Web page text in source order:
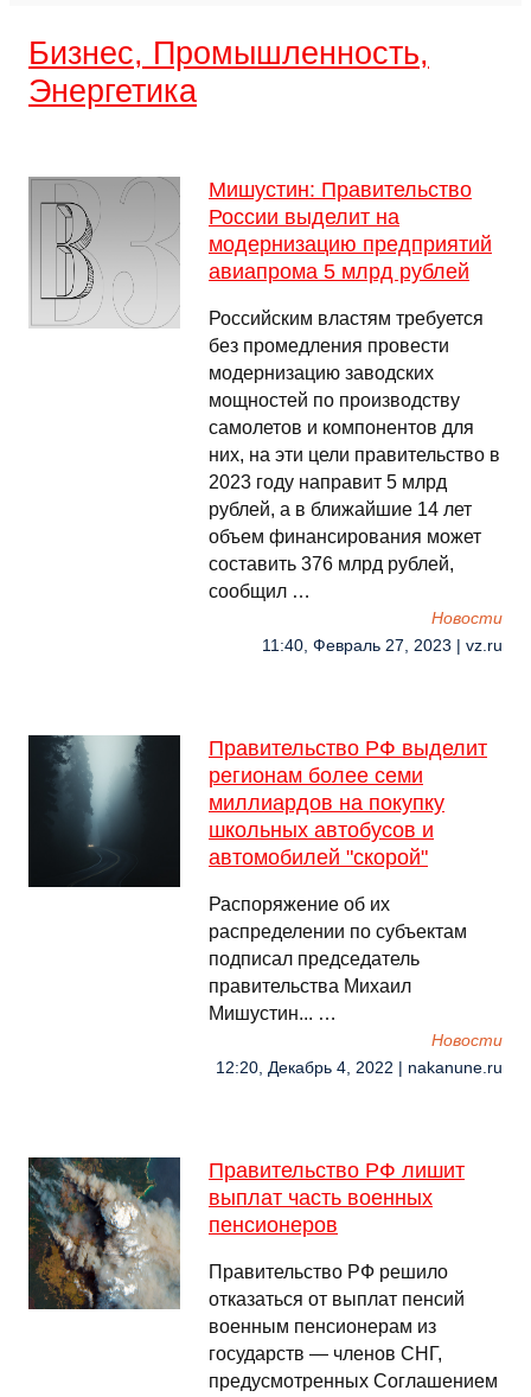
Бизнес, Промышленность,
Энергетика
Мишустин: Правительство
России выделит на
модернизацию предприятий
авиапрома 5 млрд рублей
Российским властям требуется
без промедления провести
модернизацию заводских
мощностей по производству
самолетов и компонентов для
них, на эти цели правительство в
2023 году направит 5 млрд
рублей, а в ближайшие 14 лет
объем финансирования может
составить 376 млрд рублей,
сообщил …
Новости
11:40, Февраль 27, 2023 | vz.ru
Правительство РФ выделит
регионам более семи
миллиардов на покупку
школьных автобусов и
автомобилей "скорой"
Распоряжение об их
распределении по субъектам
подписал председатель
правительства Михаил
Мишустин... …
Новости
12:20, Декабрь 4, 2022 | nakanune.ru
Правительство РФ лишит
выплат часть военных
пенсионеров
Правительство РФ решило
отказаться от выплат пенсий
военным пенсионерам из
государств — членов СНГ,
предусмотренных Соглашением